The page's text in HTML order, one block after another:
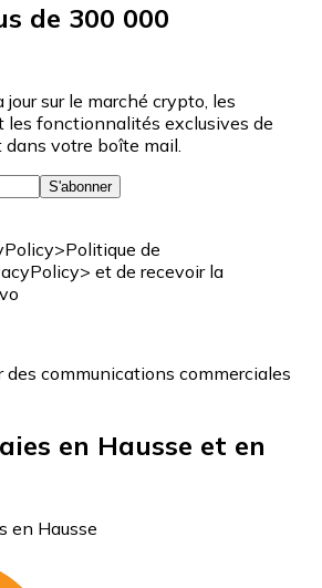
de 300 000
jour sur le marché crypto, les
les fonctionnalités exclusives de
votre boîte mail.
S'abonner
de
et de recevoir la
des communications commerciales
en Hausse et en
en Hausse